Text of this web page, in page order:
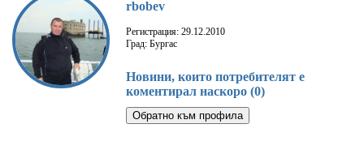
rbobev
Регистрация: 29.12.2010
Град: Бургас
Новини, които потребителят е
коментирал наскоро (0)
Обратно към профила